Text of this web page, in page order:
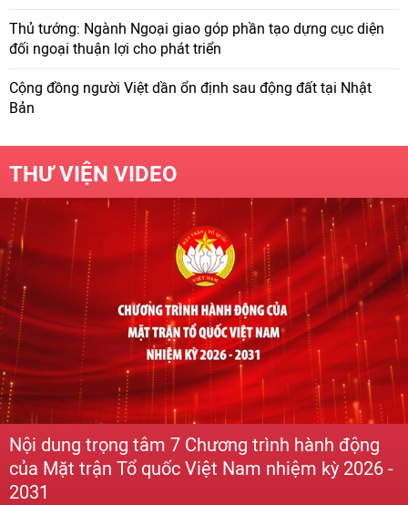
Thủ tướng: Ngành Ngoại giao góp phần tạo dựng cục diện
đối ngoại thuận lợi cho phát triển
Cộng đồng người Việt dần ổn định sau động đất tại Nhật
Bản
THƯ VIỆN VIDEO
Nội dung trọng tâm 7 Chương trình hành động
của Mặt trận Tổ quốc Việt Nam nhiệm kỳ 2026 -
2031